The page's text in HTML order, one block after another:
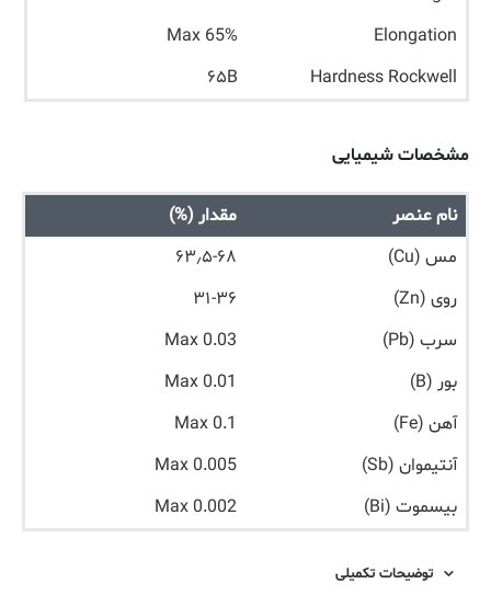
Elongation
Max 65%
Hardness Rockwell
۶۵B
مشخصات شیمیایی
نام عنصر
مقدار (%)
مس (Cu)
۶۳٫۵-۶۸
روی (Zn)
۳۱-۳۶
سرب (Pb)
Max 0.03
بور (B)
Max 0.01
آهن (Fe)
Max 0.1
آنتیموان (Sb)
Max 0.005
بیسموت (Bi)
Max 0.002
توضیحات تکمیلی